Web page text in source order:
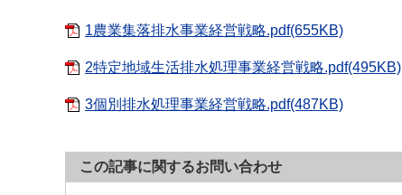
1農業集落排水事業経営戦略.pdf(655KB)
2特定地域生活排水処理事業経営戦略.pdf(495KB)
3個別排水処理事業経営戦略.pdf(487KB)
この記事に関するお問い合わせ